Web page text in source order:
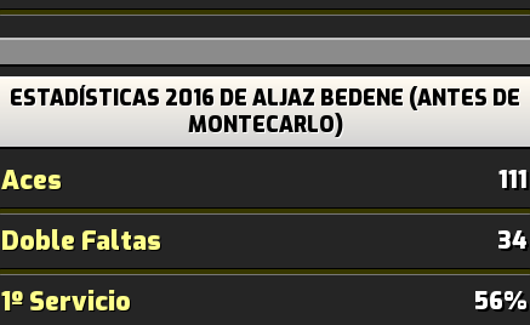
ESTADÍSTICAS 2016 DE ALJAZ BEDENE (ANTES DE
MONTECARLO)
Aces 111
Doble Faltas 34
1º Servicio 56%